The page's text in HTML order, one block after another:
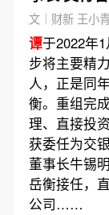
棒
文｜财新 王小
谭于2022年
步将主要精
人，正是同
衡。重组完
理、直接投
获委任为交
董事长牛锡
岳衡接任，
公司……